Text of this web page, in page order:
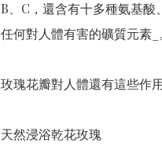
B、C，還含有十多種氨基
任何對人體有害的礦質元素_
玫瑰花瓣對人體還有這些作
天然浸浴乾花玫瑰